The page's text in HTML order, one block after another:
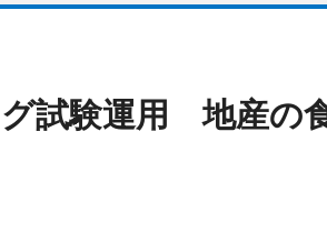
試験運用 地産の